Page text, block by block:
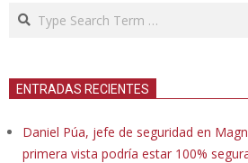
Search
ENTRADAS RECIENTES
Daniel Púa, jefe de seguridad en
primera vista podría estar 100%